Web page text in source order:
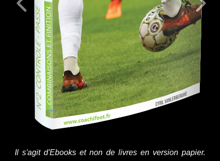
Il s'agit d'Ebooks et non de livres en version papier.